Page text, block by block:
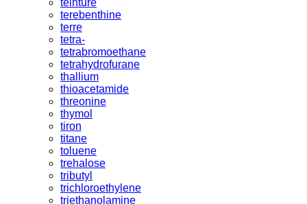
terebenthine
terre
tetra-
tetrabromoethane
tetrahydrofurane
thallium
thioacetamide
threonine
thymol
tiron
titane
toluene
trehalose
tributyl
trichloroethylene
triethanolamine